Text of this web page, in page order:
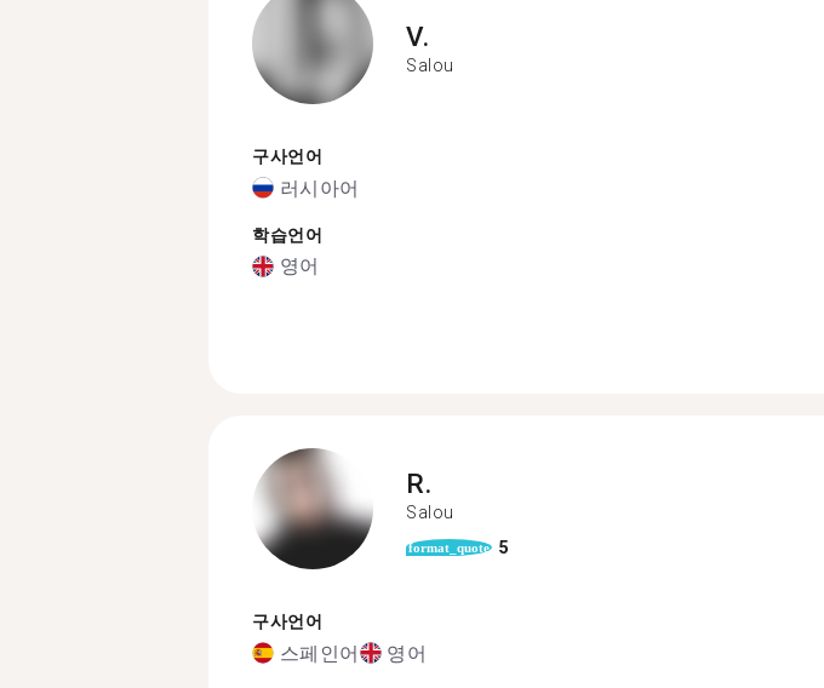
V.
Salou
구사언어
러시아어
학습언어
영어
R.
Salou
format_quote 5
구사언어
스페인어 영어